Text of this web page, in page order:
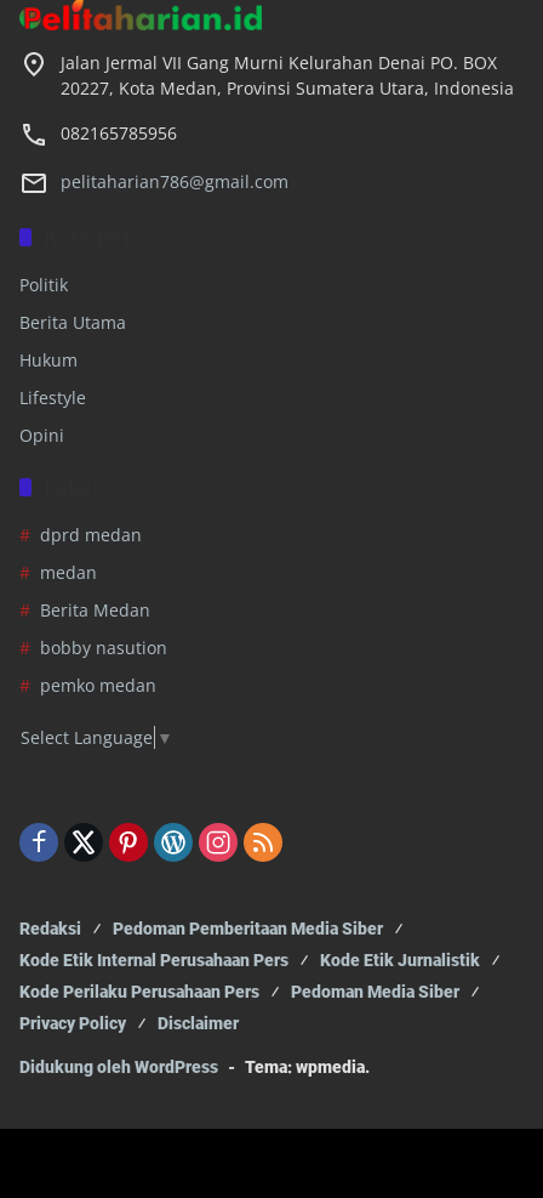
Jalan Jermal VII Gang Murni Kelurahan Denai PO. BOX
20227, Kota Medan, Provinsi Sumatera Utara, Indonesia
082165785956
pelitaharian786@gmail.com
Politik
Berita Utama
Hukum
Lifestyle
Opini
dprd medan
medan
Berita Medan
bobby nasution
pemko medan
Select Language ▼
Redaksi
Pedoman Pemberitaan Media Siber
Kode Etik Internal Perusahaan Pers
Kode Etik Jurnalistik
Kode Perilaku Perusahaan Pers
Pedoman Media Siber
Privacy Policy
Disclaimer
Didukung oleh WordPress - Tema: wpmedia.